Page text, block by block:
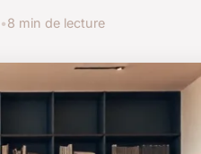
•8 min de lecture